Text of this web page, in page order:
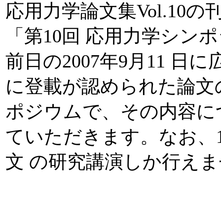
応用力学論文集Vol.10の
「第10回 応用力学シン
前日の2007年9月11 日
に登載が認められた論
ポジウムで、その内容
ていただきます。なお
文 の研究講演しか行え